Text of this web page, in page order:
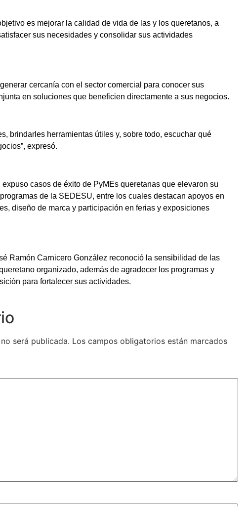
es mejorar la calidad de vida de las y los queretanos, a
sus necesidades y consolidar sus actividades
cercanía con el sector comercial para conocer sus
en soluciones que beneficien directamente a sus negocios.
brindarles herramientas útiles y, sobre todo, escuchar qué
expresó.
casos de éxito de PyMEs queretanas que elevaron su
de la SEDESU, entre los cuales destacan apoyos en
diseño de marca y participación en ferias y exposiciones
Ramón Carnicero González reconoció la sensibilidad de las
organizado, además de agradecer los programas y
para fortalecer sus actividades.
será publicada. Los campos obligatorios están marcados